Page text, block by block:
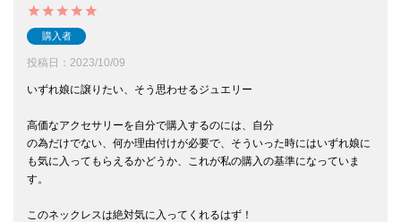
購入者
投稿日 2023/10/09
いずれ娘に譲りたい、そう思わせるジュエリー
高価なアクセサリーを自分で購入するのには、自分
の為だけでない、何か理由付けが必要で、そういった時にはいずれ娘に
も気に入ってもらえるかどうか、これが私の購入の基準になっていま
す。
このネックレスは絶対気に入ってくれるはず！